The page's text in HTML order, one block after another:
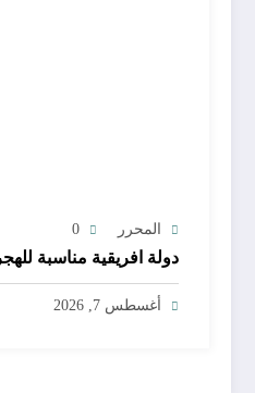
المحرر 0
دولة افريقية مناسبة
أغسطس 7, 2026